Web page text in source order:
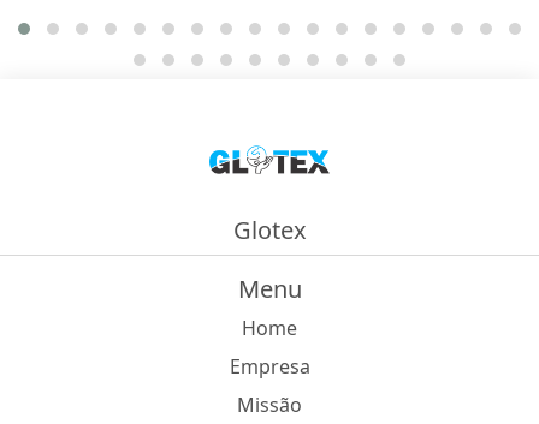
Glotex
Menu
Home
Empresa
Missão